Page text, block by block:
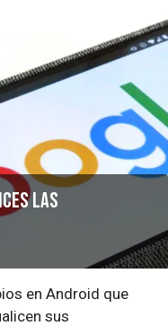
las
en Android que
sus